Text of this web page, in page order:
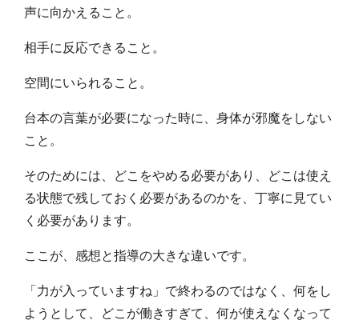
声に向かえること。
相手に反応できること。
空間にいられること。
台本の言葉が必要になった時に、身体が邪魔をしない
こと。
そのためには、どこをやめる必要があり、どこは使え
る状態で残しておく必要があるのかを、丁寧に見てい
く必要があります。
ここが、感想と指導の大きな違いです。
「力が入っていますね」で終わるのではなく、何をし
ようとして、どこが働きすぎて、何が使えなくなって